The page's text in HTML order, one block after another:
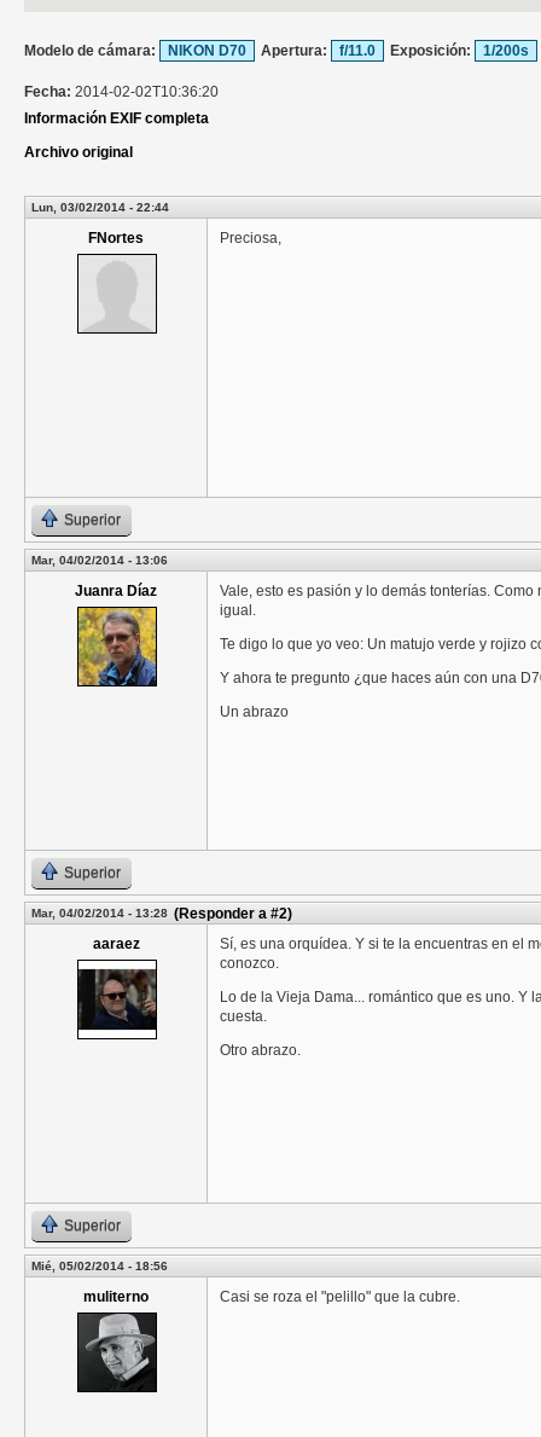
Modelo de cámara: NIKON D70 Apertura: f/11.0 Exposición: 1/200s
Fecha: 2014-02-02T10:36:20
Información EXIF completa
Archivo original
Lun, 03/02/2014 - 22:44
FNortes Preciosa,
Superior
Mar, 04/02/2014 - 13:06
Juanra Díaz
Vale, esto es pasión y lo demás tonterías.
igual.
Te digo lo que yo veo: Un matujo verde y rojizo
Y ahora te pregunto ¿que haces aún con una
Un abrazo
Superior
Mar, 04/02/2014 - 13:28 (Responder a #2)
aaraez
Sí, es una orquídea. Y si te la encuentras en el
conozco.
Lo de la Vieja Dama... romántico que es uno. Y
cuesta.
Otro abrazo.
Superior
Mié, 05/02/2014 - 18:56
muliterno Casi se roza el "pelillo" que la cubre.